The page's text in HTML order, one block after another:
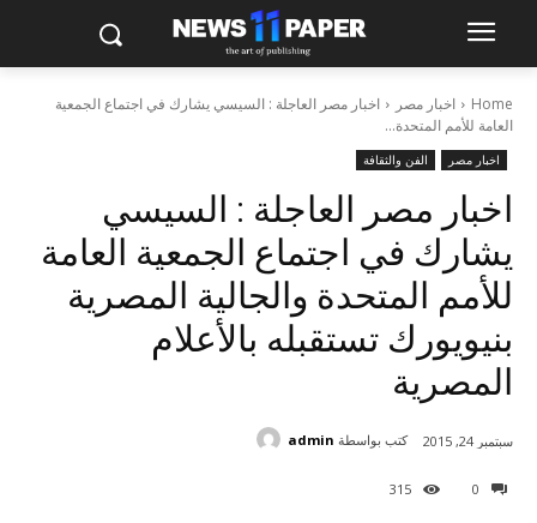
Home اخبار مصر
اخبار مصر العاجلة : السيسي يشارك في اجتماع الجمعية
العامة للأمم المتحدة...
اخبار مصر الفن والثقافة
اخبار مصر العاجلة : السيسي
يشارك في اجتماع الجمعية العامة
للأمم المتحدة والجالية المصرية
بنيويورك تستقبله بالأعلام
المصرية
0
315
سبتمبر 24, 2015 كتب بواسطة admin